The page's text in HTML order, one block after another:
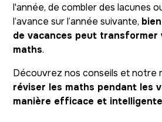
l'année, de combler des lacunes
l’avance sur l’année suivante,
de vacances peut transformer
maths.
Découvrez nos conseils et notre
réviser les maths pendant les
manière efficace et